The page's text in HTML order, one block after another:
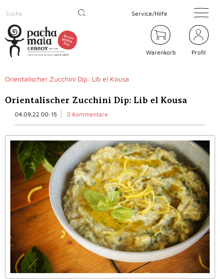
Service/Hilfe
Warenkorb Profil
Orientalischer Zucchini Dip: Lib el Kousa
Orientalischer Zucchini Dip: Lib el Kousa
04.09.22 00:15 0 Kommentare